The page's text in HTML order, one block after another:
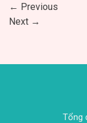
← Previous
Next →
Tổng